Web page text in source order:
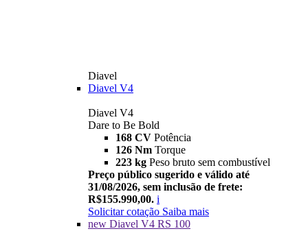
Diavel
Diavel V4
Diavel V4
Dare to Be Bold
168 CV Potência
126 Nm Torque
223 kg Peso bruto sem combustível
Preço público sugerido e válido até
31/08/2026, sem inclusão de frete:
R$155.990,00. i
Solicitar cotação Saiba mais
new Diavel V4 RS 100